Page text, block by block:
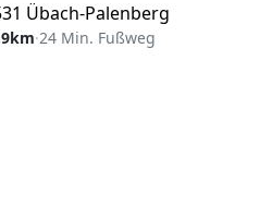
Übach-Palenberg
·24 Min. Fußweg